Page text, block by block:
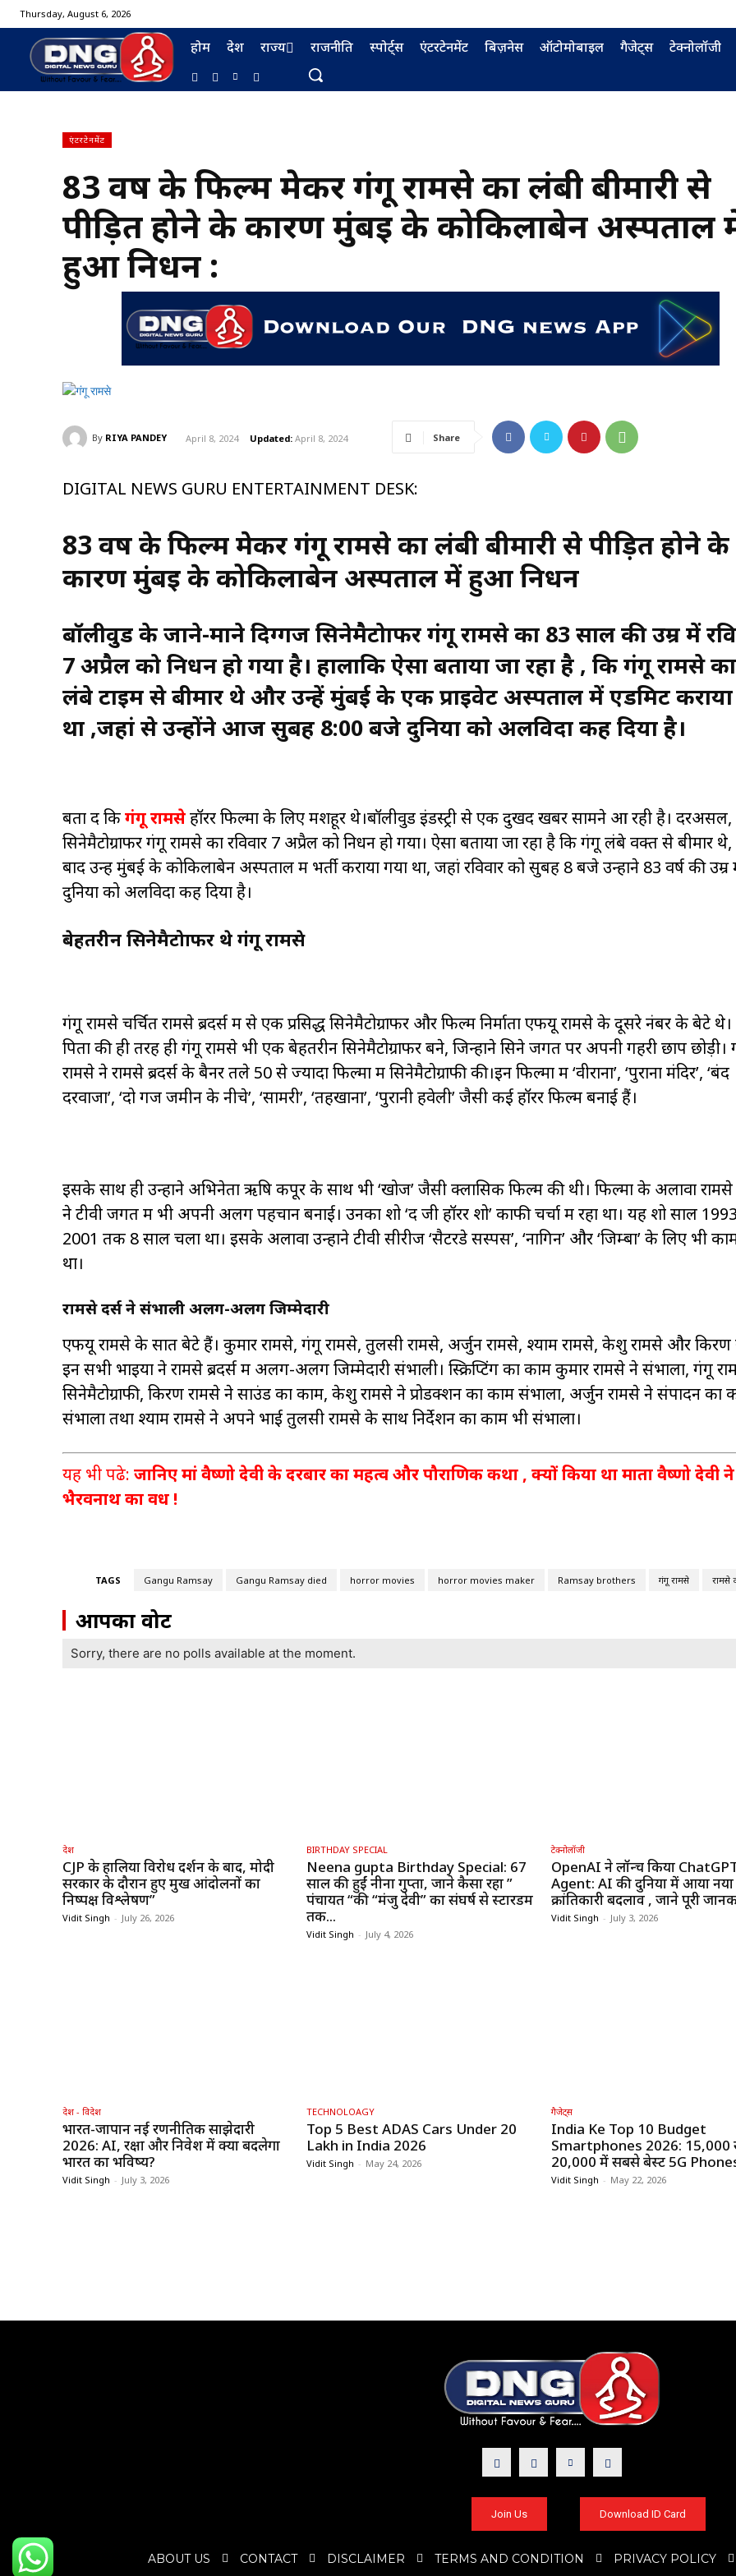
Thursday, August 6, 2026
होम देश राज्य राजनीति स्पोर्ट्स एंटरटेनमेंट बिज़नेस ऑटोमोबाइल गैजेट्स टेक्नोलॉजी
एंटरटेनमेंट
83 वर्ष के फिल्म मेकर गंगू रामसे का लंबी बीमारी से
पीड़ित होने के कारण मुंबई के कोकिलाबेन अस्पताल
हुआ निधन :
By RIYA PANDEY April 8, 2024 Updated: April 8, 2024 Share
DIGITAL NEWS GURU ENTERTAINMENT DESK:
83 वर्ष के फिल्म मेकर गंगू रामसे का लंबी बीमारी से पीड़ित होने के
कारण मुंबई के कोकिलाबेन अस्पताल में हुआ निधन
बॉलीवुड के जाने-माने दिग्गज सिनेमैटोग्राफर गंगू रामसे का 83 साल की उम्र में
7 अप्रैल को निधन हो गया है। हालाकि ऐसा बताया जा रहा है , कि गंगू रामसे
लंबे टाइम से बीमार थे और उन्हें मुंबई के एक प्राइवेट अस्पताल में एडमिट
था ,जहां से उन्होंने आज सुबह 8:00 बजे दुनिया को अलविदा कह दिया है।
बता दें किगंगू रामसेहॉरर फिल्मों के लिए मशहूर थे।बॉलीवुड इंडस्ट्री से एक दुखद खबर सामने आ रही है। दरअसल,
सिनेमैटोग्राफर गंगू रामसे का रविवार 7 अप्रैल को निधन हो गया। ऐसा बताया जा रहा है कि गंगू लंबे वक्त से बीमार
बाद उन्हें मुंबई के कोकिलाबेन अस्पताल में भर्ती कराया गया था, जहां रविवार को सुबह 8 बजे उन्होंने 83 वर्ष की उम्र
दुनिया को अलविदा कह दिया है।
बेहतरीन सिनेमैटोग्राफर थे गंगू रामसे
गंगू रामसे चर्चित रामसे ब्रदर्स में से एक प्रसिद्ध सिनेमैटोग्राफर और फिल्म निर्माता एफयू रामसे के दूसरे नंबर के बेटे
पिता की ही तरह ही गंगू रामसे भी एक बेहतरीन सिनेमैटोग्राफर बने, जिन्होंने सिने जगत पर अपनी गहरी छाप छोड़ी।
रामसे ने रामसे ब्रदर्स के बैनर तले 50 से ज्यादा फिल्मों में सिनेमैटोग्राफी की।इन फिल्मों में ‘वीराना’, ‘पुराना मंदिर’, ‘बंद
दरवाजा’, ‘दो गज जमीन के नीचे’, ‘सामरी’, ‘तहखाना’, ‘पुरानी हवेली’ जैसी कई हॉरर फिल्में बनाई हैं।
इसके साथ ही उन्होंने अभिनेता ऋषि कपूर के साथ भी ‘खोज’ जैसी क्लासिक फिल्म की थी। फिल्मों के अलावा रामसे
ने टीवी जगत में भी अपनी अलग पहचान बनाई। उनका शो ‘द जी हॉरर शो’ काफी चर्चा में रहा था। यह शो साल
2001 तक 8 साल चला था। इसके अलावा उन्होंने टीवी सीरीज ‘सैटरडे सस्पेंस’, ‘नागिन’ और ‘जिम्बों’ के लिए भी
था।
रामसे ब्रदर्स ने संभाली अलग-अलग जिम्मेदारी
एफयू रामसे के सात बेटे हैं। कुमार रामसे, गंगू रामसे, तुलसी रामसे, अर्जुन रामसे, श्याम रामसे, केशु रामसे और किरण
इन सभी भाइयों ने रामसे ब्रदर्स में अलग-अलग जिम्मेदारी संभाली। स्क्रिप्टिंग का काम कुमार रामसे ने संभाला, गंगू
सिनेमैटोग्राफी, किरण रामसे ने साउंड का काम, केशु रामसे ने प्रोडक्शन का काम संभाला, अर्जुन रामसे ने संपादन का
संभाला तथा श्याम रामसे ने अपने भाई तुलसी रामसे के साथ निर्देशन का काम भी संभाला।
यह भी पढे: जानिए मां वैष्णो देवी के दरबार का महत्व और पौराणिक कथा , क्यों किया था माता वैष्णो देवी ने
भैरवनाथ का वध !
TAGS Gangu Ramsay Gangu Ramsay died horror movies horror movies maker Ramsay brothers गंगू रामसे रामसे
आपका वोट
Sorry, there are no polls available at the moment.
देश
CJP के हालिया विरोध प्रदर्शन के बाद, मोदी
सरकार के दौरान हुए प्रमुख आंदोलनों का
निष्पक्ष विश्लेषण”
Vidit Singh - July 26, 2026
BIRTHDAY SPECIAL
Neena gupta Birthday Special: 67
साल की हुईं नीना गुप्ता, जाने कैसा रहा ”
पंचायत “की “मंजु देवी” का संघर्ष से स्टारडम
तक...
Vidit Singh - July 4, 2026
टेक्नोलॉजी
OpenAI ने लॉन्च किया
Agent: AI की दुनिया में आया नया
क्रांतिकारी बदलाव , जाने पूरी
Vidit Singh - July 3, 2026
देश - विदेश
भारत-जापान नई रणनीतिक साझेदारी
2026: AI, रक्षा और निवेश में क्या बदलेगा
भारत का भविष्य?
Vidit Singh - July 3, 2026
TECHNOLOAGY
Top 5 Best ADAS Cars Under ₹20
Lakh in India 2026
Vidit Singh - May 24, 2026
गैजेट्स
India Ke Top 10 Budget
Smartphones 2026: ₹15,000
₹20,000 में सबसे बेस्ट 5G
Vidit Singh - May 22, 2026
BURMA FURNISHING
Join Us Download ID Card
ABOUT US CONTACT DISCLAIMER TERMS AND CONDITION PRIVACY POLICY